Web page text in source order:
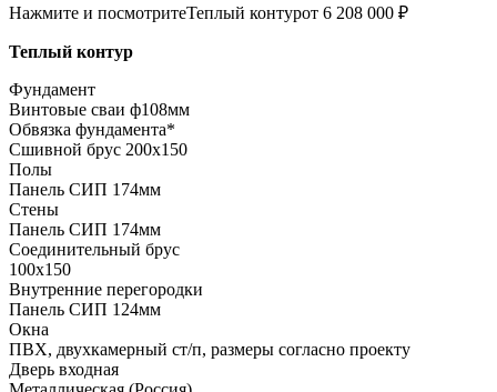
Нажмите и посмотритеТеплый контурот 6 208 000 ₽
Теплый контур
Фундамент
Винтовые сваи ф108мм
Обвязка фундамента*
Сшивной брус 200х150
Полы
Панель СИП 174мм
Стены
Панель СИП 174мм
Соединительный брус
100х150
Внутренние перегородки
Панель СИП 124мм
Окна
ПВХ, двухкамерный ст/п, размеры согласно проекту
Дверь входная